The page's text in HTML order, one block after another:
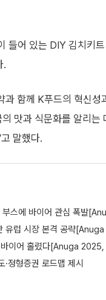
들어 있는 DIY 김치키
.
과 함께 K푸드의 혁신
맛과 식문화를 알리
말했다.
부스에 바이어 관심 폭발
유럽 시장 본격 공략
이어 홀렸다[Anuga
정형증권 로드맵 제시